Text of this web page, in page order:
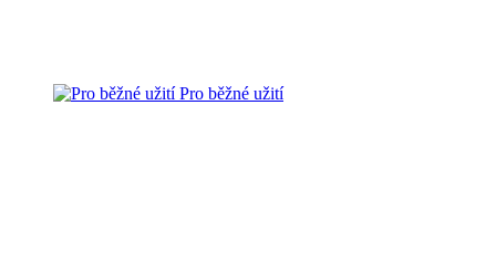
Pro běžné užití